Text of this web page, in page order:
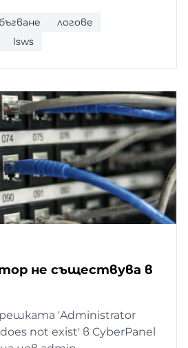
логове
lsws
не съществува в
'Administrator
not exist' в CyberPanel